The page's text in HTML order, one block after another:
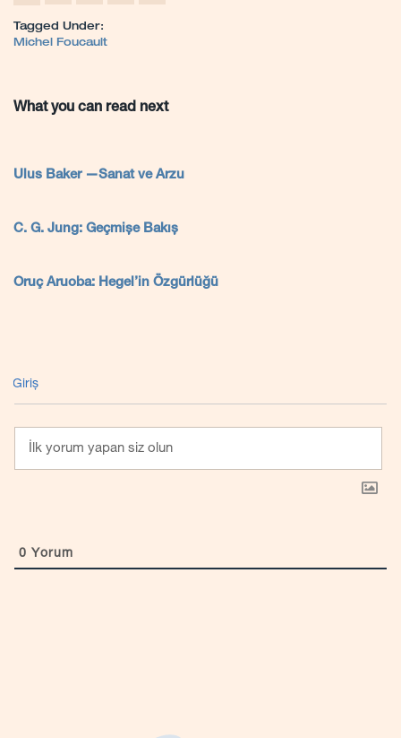
Tagged Under:
Michel Foucault
What you can read next
Ulus Baker —Sanat ve Arzu
C. G. Jung: Geçmişe Bakış
Oruç Aruoba: Hegel’in Özgürlüğü
Giriş
0 Yorum